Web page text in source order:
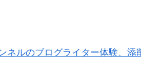
ネルのブログライター体験、